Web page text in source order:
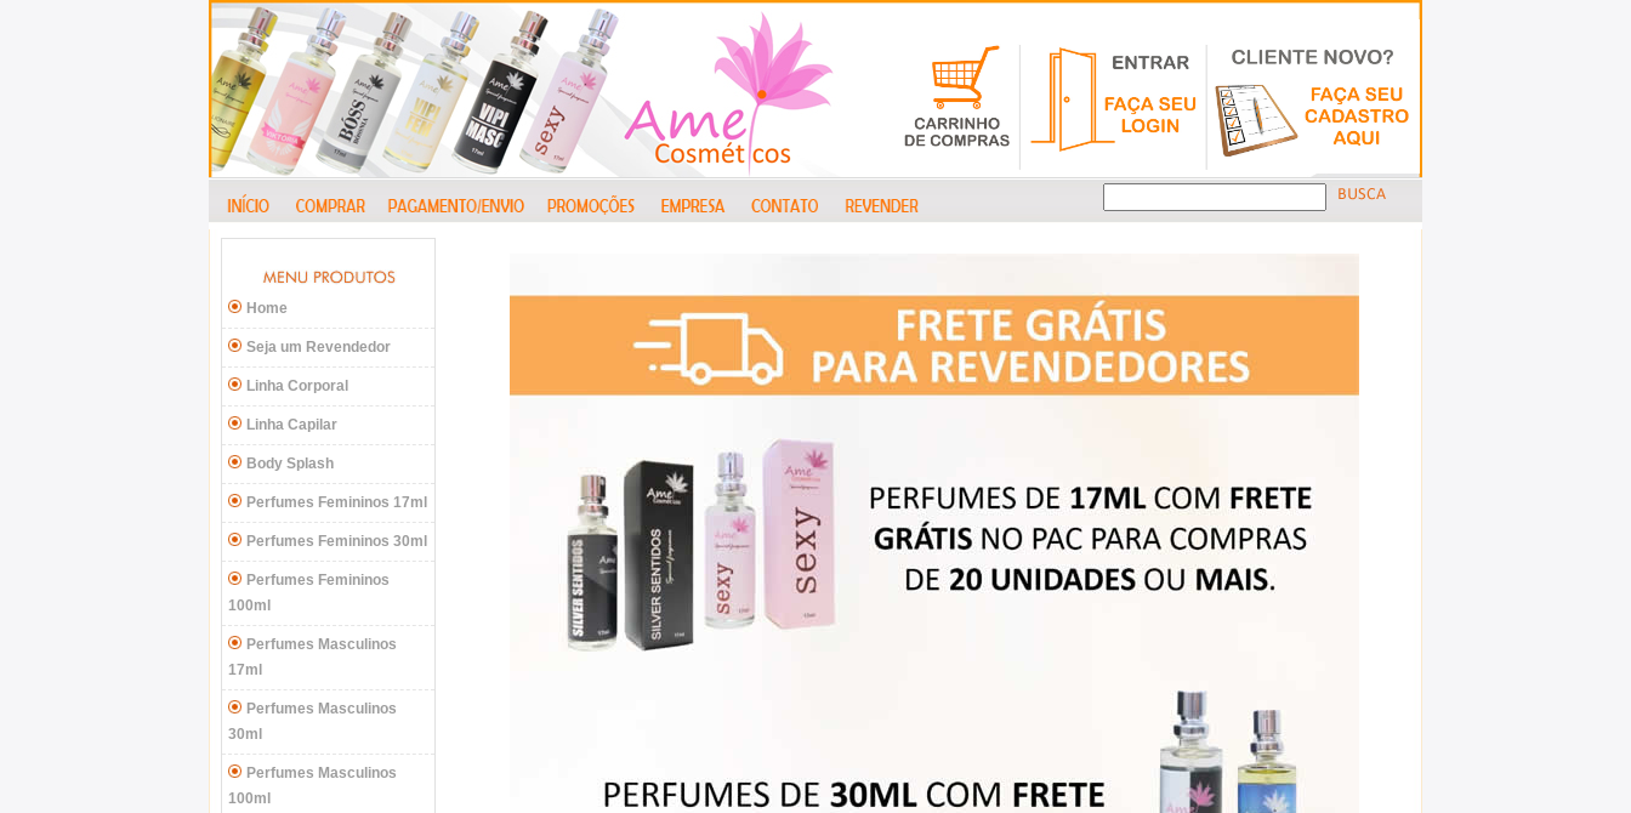
Home
Seja um Revendedor
Linha Corporal
Linha Capilar
Body Splash
Perfumes Femininos 17ml
Perfumes Femininos 30ml
Perfumes Femininos
100ml
Perfumes Masculinos
17ml
Perfumes Masculinos
30ml
Perfumes Masculinos
100ml